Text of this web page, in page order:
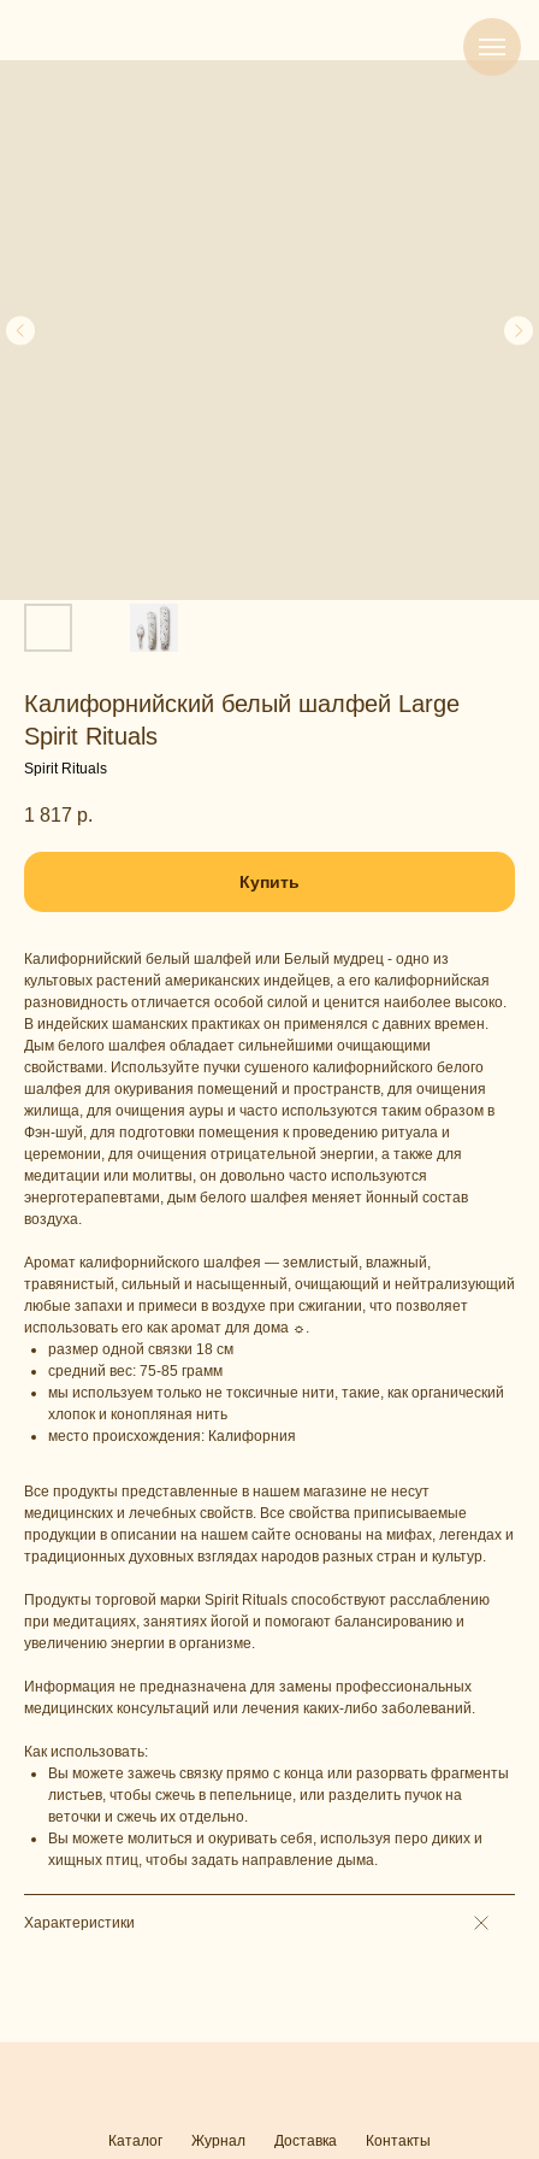
Калифорнийский белый шалфей Large
Spirit Rituals
Spirit Rituals
1 817 р.
Купить
Калифорнийский белый шалфей или Белый мудрец - одно из
культовых растений американских индейцев, а его калифорнийская
разновидность отличается особой силой и ценится наиболее высоко.
В индейских шаманских практиках он применялся с давних времен.
Дым белого шалфея обладает сильнейшими очищающими
свойствами. Используйте пучки сушеного калифорнийского белого
шалфея для окуривания помещений и пространств, для очищения
жилища, для очищения ауры и часто используются таким образом в
Фэн-шуй, для подготовки помещения к проведению ритуала и
церемонии, для очищения отрицательной энергии, а также для
медитации или молитвы, он довольно часто используются
энерготерапевтами, дым белого шалфея меняет йонный состав
воздуха.
Аромат калифорнийского шалфея — землистый, влажный,
травянистый, сильный и насыщенный, очищающий и нейтрализующий
любые запахи и примеси в воздухе при сжигании, что позволяет
использовать его как аромат для дома ☼.
размер одной связки 18 см
средний вес: 75-85 грамм
мы используем только не токсичные нити, такие, как органический
хлопок и конопляная нить
место происхождения: Калифорния
Все продукты представленные в нашем магазине не несут
медицинских и лечебных свойств. Все свойства приписываемые
продукции в описании на нашем сайте основаны на мифах, легендах и
традиционных духовных взглядах народов разных стран и культур.
Продукты торговой марки Spirit Rituals способствуют расслаблению
при медитациях, занятиях йогой и помогают балансированию и
увеличению энергии в организме.
Информация не предназначена для замены профессиональных
медицинских консультаций или лечения каких-либо заболеваний.
Как использовать:
Вы можете зажечь связку прямо с конца или разорвать фрагменты
листьев, чтобы сжечь в пепельнице, или разделить пучок на
веточки и сжечь их отдельно.
Вы можете молиться и окуривать себя, используя перо диких и
хищных птиц, чтобы задать направление дыма.
Характеристики
Каталог Журнал Доставка Контакты